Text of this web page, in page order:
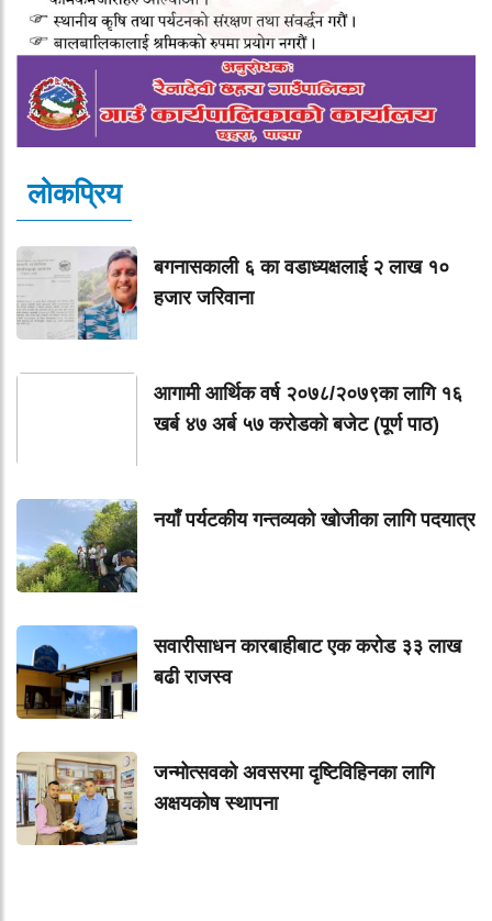
लोकप्रिय
बगनासकाली ६ का वडाध्यक्षलाई २ लाख १०
हजार जरिवाना
आगामी आर्थिक वर्ष २०७८/२०७९का लागि १६
खर्ब ४७ अर्ब ५७ करोडको बजेट (पूर्ण पाठ)
नयाँ पर्यटकीय गन्तव्यको खोजीका लागि पदयात्र
सवारीसाधन कारबाहीबाट एक करोड ३३ लाख
बढी राजस्व
जन्मोत्सवको अवसरमा दृष्टिविहिनका लागि
अक्षयकोष स्थापना